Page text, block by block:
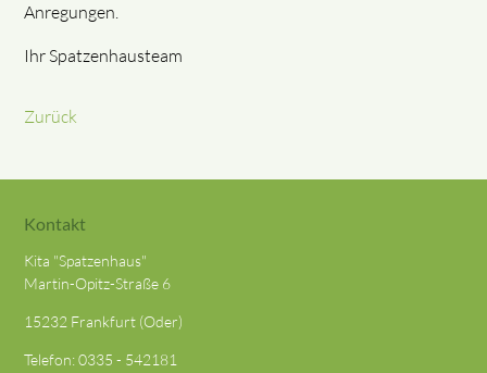
Anregungen.
Ihr Spatzenhausteam
Zurück
Kontakt
Kita "Spatzenhaus"
Martin-Opitz-Straße 6
15232 Frankfurt (Oder)
Telefon:0335 - 542181